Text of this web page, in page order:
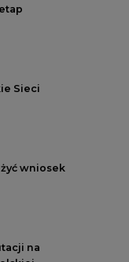
Sieci
wniosek
na